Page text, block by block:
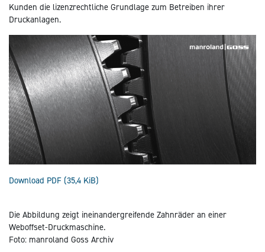
Kunden die lizenzrechtliche Grundlage zum Betreiben ihrer
Druckanlagen.
Download PDF (35,4 KiB)
Die Abbildung zeigt ineinandergreifende Zahnräder an einer
Weboffset-Druckmaschine.
Foto: manroland Goss Archiv